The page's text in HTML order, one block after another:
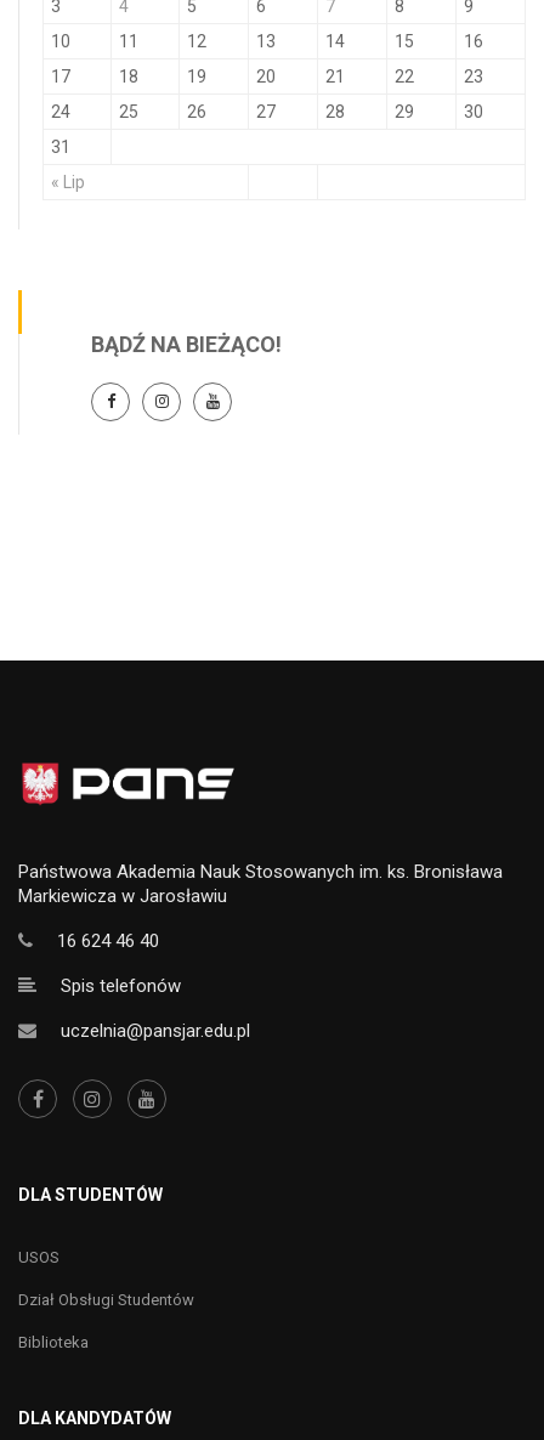
« Lip
3
4 5 6 7 8
9
10
11 12 13 14 15
16
17
18 19 20 21 22
23
24
25 26 27 28 29
30
31
BĄDŹ NA BIEŻĄCO!
Państwowa Akademia Nauk Stosowanych im. ks. Bronisława
Markiewicza w Jarosławiu
16 624 46 40
Spis telefonów
uczelnia@pansjar.edu.pl
DLA STUDENTÓW
USOS
Dział Obsługi Studentów
Biblioteka
DLA KANDYDATÓW